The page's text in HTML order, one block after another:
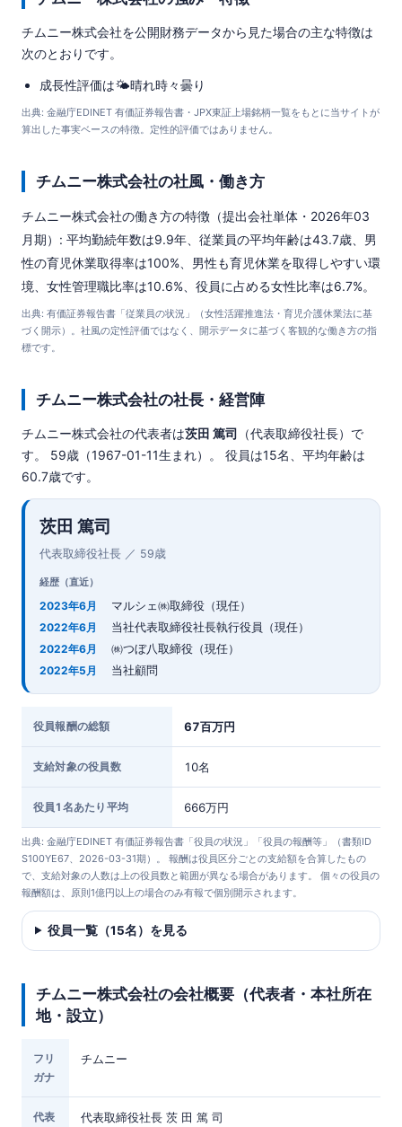
チムニー株式会社を公開財務データから見た場合の主な特徴は
次のとおりです。
成長性評価は🌤️晴れ時々曇り
出典: 金融庁EDINET 有価証券報告書・JPX東証上場銘柄一覧をもとに当サイトが
算出した事実ベースの特徴。定性的評価ではありません。
チムニー株式会社の社風・働き方
チムニー株式会社の働き方の特徴（提出会社単体・2026年03
月期）: 平均勤続年数は9.9年、従業員の平均年齢は43.7歳、男
性の育児休業取得率は100%、男性も育児休業を取得しやすい環
境、女性管理職比率は10.6%、役員に占める女性比率は6.7%。
出典: 有価証券報告書「従業員の状況」（女性活躍推進法・育児介護休業法に基
づく開示）。社風の定性評価ではなく、開示データに基づく客観的な働き方の指
標です。
チムニー株式会社の社長・経営陣
チムニー株式会社の代表者は茨田 篤司
（代表取締役社長）で
す。 59歳（1967-01-11生まれ）。 役員は15名、平均年齢は
60.7歳です。
茨田 篤司
代表取締役社長 ／ 59歳
経歴（直近）
2023年6月 マルシェ㈱取締役（現任）
2022年6月 当社代表取締役社長執行役員（現任）
2022年6月 ㈱つぼ八取締役（現任）
2022年5月 当社顧問
役員報酬の総額 67百万円
支給対象の役員数 10名
役員1名あたり平均 666万円
出典: 金融庁EDINET 有価証券報告書「役員の状況」「役員の報酬等」（書類ID
S100YE67、2026-03-31期）。 報酬は役員区分ごとの支給額を合算したもの
で、支給対象の人数は上の役員数と範囲が異なる場合があります。 個々の役員の
報酬額は、原則1億円以上の場合のみ有報で個別開示されます。
役員一覧（15名）を見る
チムニー株式会社の会社概要（代表者・本社所在
地・設立）
フリ
ガナ
チムニー
代表
代表取締役社長 茨 田 篤 司